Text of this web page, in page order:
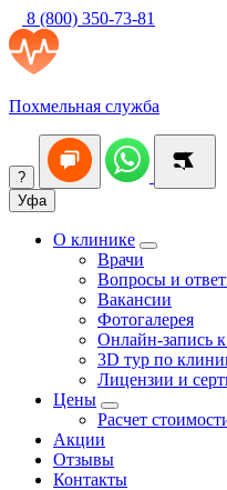
8 (800) 350-73-81
Похмельная служба
?
Уфа
О клинике
Врачи
Вопросы и
Вакансии
Фотогалерея
Онлайн-запись
3D тур по
Лицензии и
Цены
Расчет
Акции
Отзывы
Контакты